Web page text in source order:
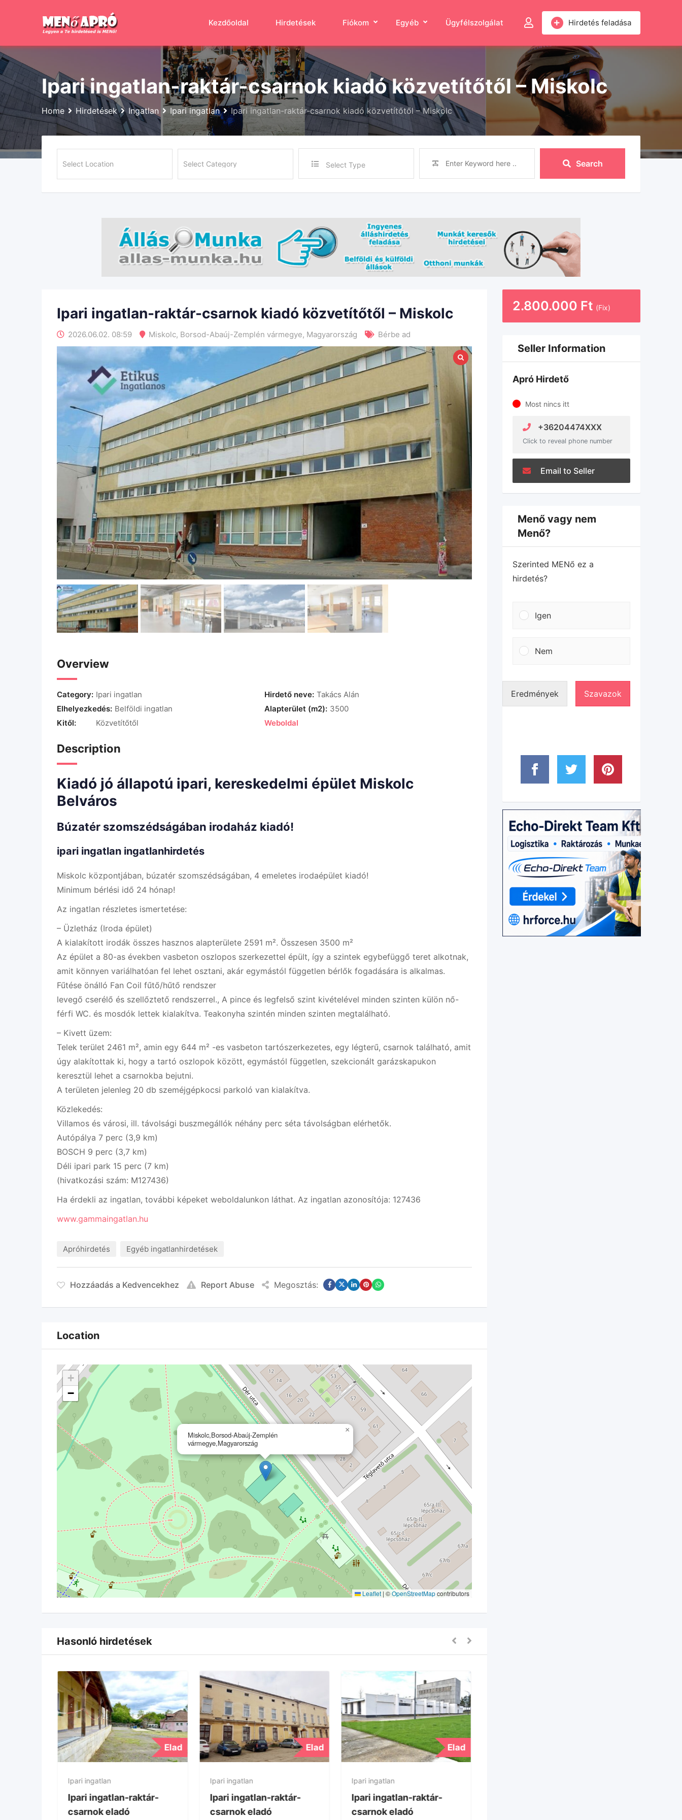
Hirdetés feladása
Kezdőoldal Hirdetések Fiókom Egyéb Ügyfélszolgálat
Ipari ingatlan-raktár-csarnok kiadó közvetítőtől – Miskolc
Home Hirdetések Ingatlan Ipari ingatlan Ipari ingatlan-raktár-csarnok kiadó közvetítőtől – Miskolc
Select Type Search
Ipari ingatlan-raktár-csarnok kiadó közvetítőtől – Miskolc
2026.06.02. 08:59 Miskolc, Borsod-Abaúj-Zemplén vármegye, Magyarország Bérbe ad
Overview
Category: Ipari ingatlan Hirdető neve: Takács Alán
Elhelyezkedés: Belföldi ingatlan Alapterület (m2): 3500
Kitől:
Közvetítőtől Weboldal
Description
Kiadó jó állapotú ipari, kereskedelmi épület Miskolc
Belváros
Búzatér szomszédságában irodaház kiadó!
ipari ingatlan ingatlanhirdetés
Miskolc központjában, búzatér szomszédságában, 4 emeletes irodaépület kiadó!
Minimum bérlési idő 24 hónap!
Az ingatlan részletes ismertetése:
– Üzletház (Iroda épület)
A kialakított irodák összes hasznos alapterülete 2591 m². Összesen 3500 m²
Az épület a 80-as években vasbeton oszlopos szerkezettel épült, így a szintek egybefüggő teret alkotnak,
amit könnyen variálhatóan fel lehet osztani, akár egymástól független bérlők fogadására is alkalmas.
Fűtése önálló Fan Coil fűtő/hűtő rendszer
levegő cserélő és szellőztető rendszerrel., A pince és legfelső szint kivételével minden szinten külön nő-
férfi WC. és mosdók lettek kialakítva. Teakonyha szintén minden szinten megtalálható.
– Kivett üzem:
Telek terület 2461 m², amin egy 644 m² -es vasbeton tartószerkezetes, egy légterű, csarnok található, amit
úgy alakítottak ki, hogy a tartó oszlopok között, egymástól független, szekcionált garázskapukon
keresztül lehet a csarnokba bejutni.
A területen jelenleg 20 db szeméjgépkocsi parkoló van kialakítva.
Közlekedés:
Villamos és városi, ill. távolsági buszmegállók néhány perc séta távolságban elérhetők.
Autópálya 7 perc (3,9 km)
BOSCH 9 perc (3,7 km)
Déli ipari park 15 perc (7 km)
(hivatkozási szám: M127436)
Ha érdekli az ingatlan, további képeket weboldalunkon láthat. Az ingatlan azonosítója: 127436
www.gammaingatlan.hu
Apróhirdetés Egyéb ingatlanhirdetések
Hozzáadás a Kedvencekhez Report Abuse Megosztás:
Location
Miskolc,Borsod-Abaúj-Zemplén
vármegye,Magyarország
×
+
−
Leaflet | ©OpenStreetMapcontributors
Hasonló hirdetések
Elad
Ipari ingatlan
Ipari ingatlan-raktár-
csarnok eladó
Elad
Ipari ingatlan
Ipari ingatlan-raktár-
csarnok eladó
Elad
Ipari ingatlan
Ipari ingatlan-raktár-
csarnok eladó
2.800.000 Ft (Fix)
Seller Information
Apró Hirdető
Most nincs itt
+36204474XXX
Click to reveal phone number
Email to Seller
Menő vagy nem
Menő?
Szerinted MENő ez a
hirdetés?
Igen
Nem
Eredmények Szavazok